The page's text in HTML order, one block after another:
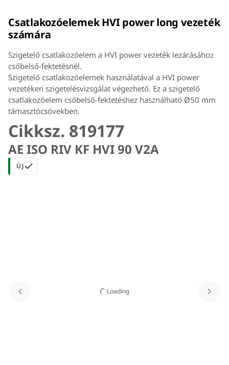
Csatlakozóelemek HVI power long vezeték
számára
Szigetelő csatlakozóelem a HVI power vezeték lezárásához
csőbelső-fektetésnél.
Szigetelő csatlakozóelemek használatával a HVI power
vezetéken szigetelésvizsgálat végezhető. Ez a szigetelő
csatlakozóelem csőbelső-fektetéshez használható Ø50 mm
támasztócsövekben.
Cikksz. 819177
AE ISO RIV KF HVI 90 V2A
ÚJ
Loading